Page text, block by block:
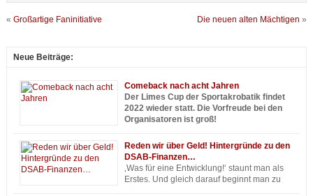
« Großartige Faninitiative Die neuen alten Mächtigen »
Neue Beiträge:
Comeback nach acht Jahren
Der Limes Cup der Sportakrobatik findet
2022 wieder statt. Die Vorfreude bei den
Organisatoren ist groß!
Acht Jahre hat der Limes Cup pausiert. Fast eine Ewigkeit! Wer aber
2014 dabei war, hat das garantiert trotzdem noch längst nicht vergessen
– geschweige denn bereut. Jetzt kehrt vom 3. bis zum 5. November der
große Sportakrobatik-Zirkus zurück nach Aalen!
Reden wir über Geld! Hintergründe zu den
DSAB-Finanzen…
‚Was für eine Entwicklung!‘ staunt man als
Erstes. Und gleich darauf beginnt man zu